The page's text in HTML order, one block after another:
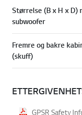
Størrelse (B x H x D)
subwoofer
Fremre og bakre
(skuff)
GPSR Safety